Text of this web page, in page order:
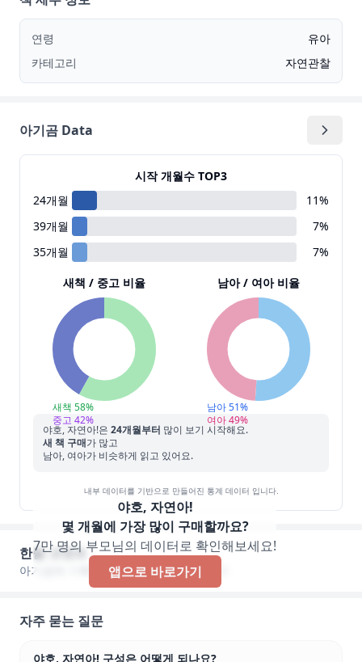
연령
유아
카테고리
자연관찰
아기곰 Data
시작 개월수 TOP3
24개월 11%
39개월 7%
35개월 7%
새책 / 중고 비율
새책 58%
중고 42%
남아 / 여아 비율
남아 51%
여아 49%
야호, 자연아!은 24개월부터 많이 보기 시작해요.
새 책 구매가 많고
남아, 여아가 비슷하게 읽고 있어요.
내부 데이터를 기반으로 만들어진 통계 데이터 입니다.
야호, 자연아!
몇 개월에 가장 많이 구매할까요?
7만 명의 부모님의 데이터로 확인해보세요!
앱으로 바로가기
한줄 코멘트
아기곰에 기록된 한줄 코멘트가 없습니다!
자주 묻는 질문
야호, 자연아! 구성은 어떻게 되나요?